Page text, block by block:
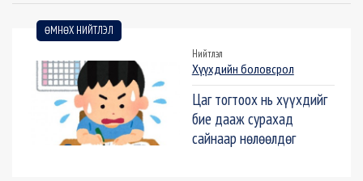
ӨМНӨХ НИЙТЛЭЛ
Нийтлэл
Хүүхдийн боловсрол
Цаг тогтоох нь хүүхдийг
бие дааж сурахад
сайнаар нөлөөлдөг